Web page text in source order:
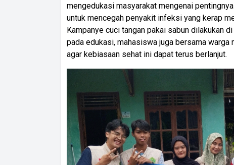
mengedukasi masyarakat mengenai
untuk mencegah penyakit infeksi yang kerap
Kampanye cuci tangan pakai sabun dilakukan
pada edukasi, mahasiswa juga bersama
agar kebiasaan sehat ini dapat terus berlanjut.